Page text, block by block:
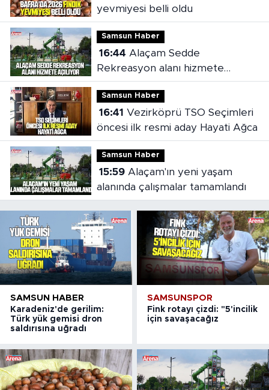
yevmiyesi belli oldu
Samsun Haber
16:44
Rekreasyon alanı hizmete
açılıyor
Samsun Haber
16:41
öncesi ilk resmi aday Hayati Ağca
Samsun Haber
15:59Alaçam'ın yeni yaşam
alanında çalışmalar tamamlandı
SAMSUN HABER
Karadeniz'de gerilim:
Türk yük gemisi dron
saldırısına uğradı
SAMSUNSPOR
Fink rotayı çizdi: "5'incilik
için savaşacağız